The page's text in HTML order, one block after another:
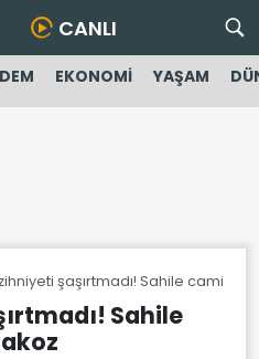
CANLI
EKONOMİ YAŞAM
şaşırtmadı! Sahile cami
Sahile